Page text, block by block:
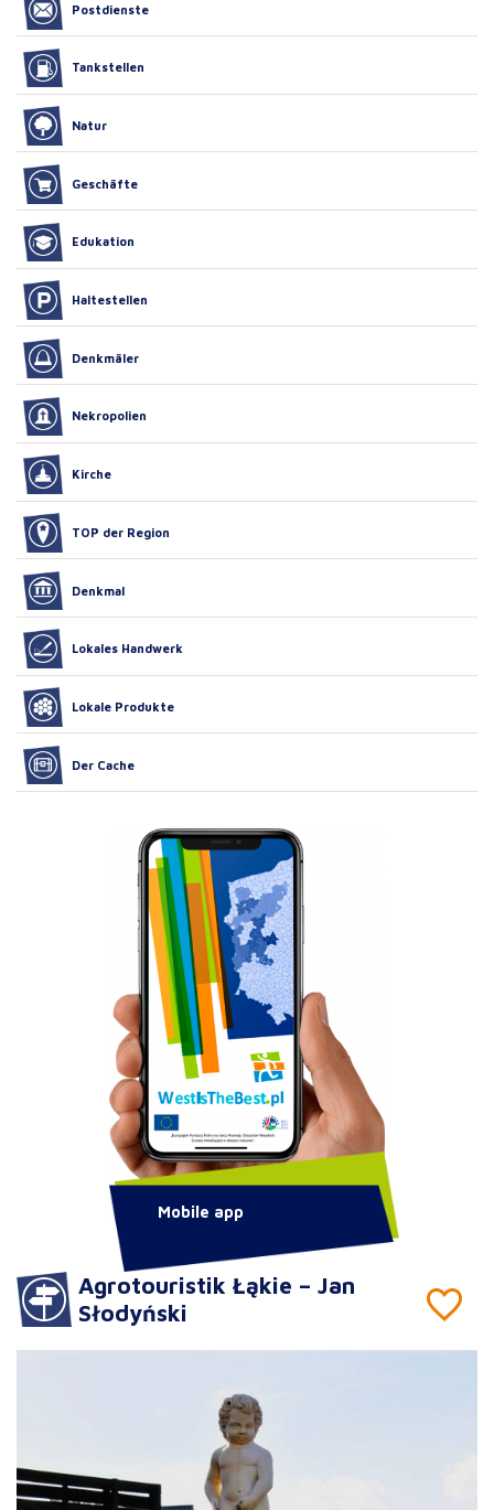
Agrotouristik Łąkie – Jan
Słodyński
Postdienste
Tankstellen
Natur
Geschäfte
Edukation
Haltestellen
Denkmäler
Nekropolien
Kirche
TOP der Region
Denkmal
Lokales Handwerk
Lokale Produkte
Der Cache
Mobile app